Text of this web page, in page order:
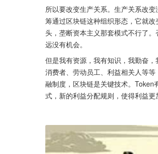
所以要改变生产关系。生产关系改
筹通过区块链这种组织形态，它就
头，垄断资本主义那套模式不行了
远没有机会。
但是我有资源，我有知识，我勤奋
消费者、劳动员工、利益相关人等
融制度，区块链是关键技术。
式，新的利益分配规则，使得利益更